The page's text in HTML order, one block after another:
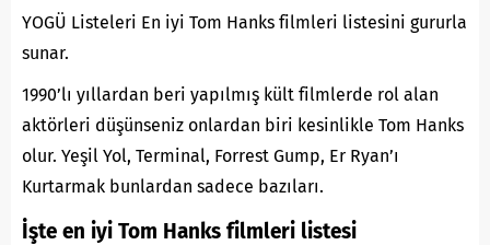
YOGÜ Listeleri En iyi Tom Hanks filmleri listesini gururla
sunar.
1990’lı yıllardan beri yapılmış kült filmlerde rol alan
aktörleri düşünseniz onlardan biri kesinlikle Tom Hanks
olur. Yeşil Yol, Terminal, Forrest Gump, Er Ryan’ı
Kurtarmak bunlardan sadece bazıları.
İşte en iyi Tom Hanks filmleri listesi